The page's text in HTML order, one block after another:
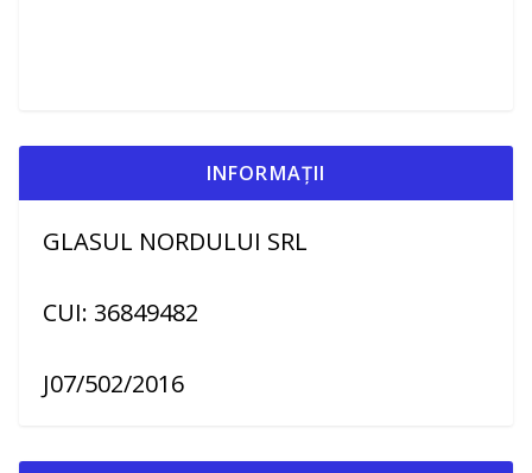
INFORMAȚII
GLASUL NORDULUI SRL
CUI: 36849482
J07/502/2016